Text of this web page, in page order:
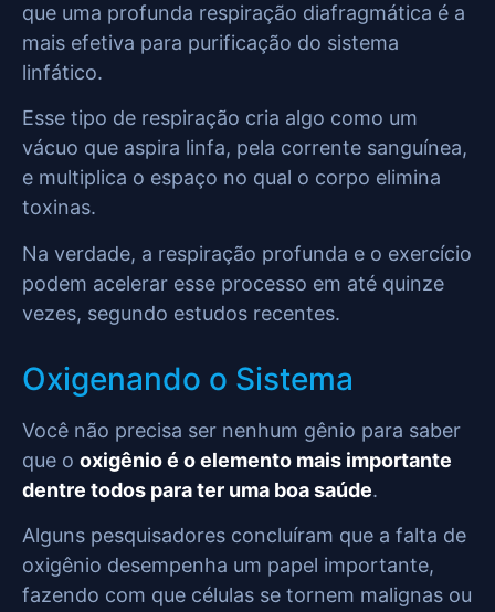
que uma profunda respiração diafragmática é a
mais efetiva para purificação do sistema
linfático.
Esse tipo de respiração cria algo como um
vácuo que aspira linfa, pela corrente sanguínea,
e multiplica o espaço no qual o corpo elimina
toxinas.
Na verdade, a respiração profunda e o exercício
podem acelerar esse processo em até quinze
vezes, segundo estudos recentes.
Oxigenando o Sistema
Você não precisa ser nenhum gênio para saber
que o oxigênio é o elemento mais importante
dentre todos para ter uma boa saúde.
Alguns pesquisadores concluíram que a falta de
oxigênio desempenha um papel importante,
fazendo com que células se tornem malignas ou